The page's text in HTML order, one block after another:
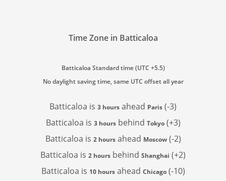
Time Zone in Batticaloa
Batticaloa Standard time (UTC +5.5)
No daylight saving time, same UTC offset all year
Batticaloa is 3 hours ahead Paris (-3)
Batticaloa is 3 hoursbehind Tokyo(+3)
Batticaloa is 2 hoursahead Moscow(-2)
Batticaloa is 2 hours behind Shanghai (+2)
Batticaloa is 10 hoursahead Chicago(-10)